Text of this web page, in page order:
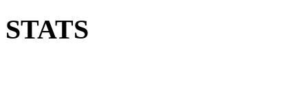
STATS